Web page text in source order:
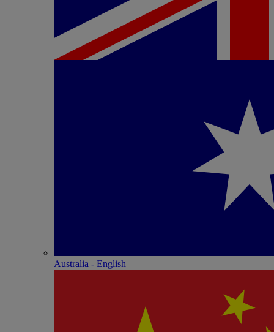
Australia - English